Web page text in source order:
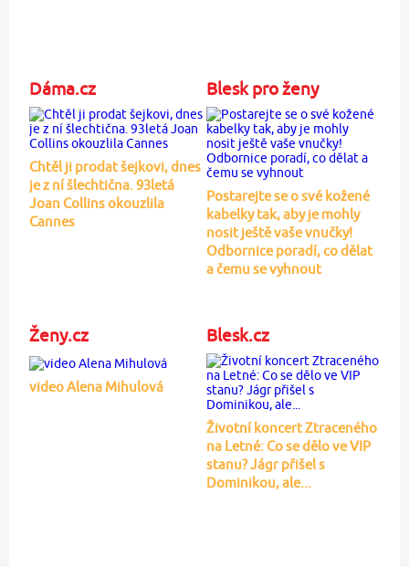
Dáma.cz
Chtěl ji prodat šejkovi, dnes
je z ní šlechtična. 93letá
Joan Collins okouzlila
Cannes
Blesk pro ženy
Postarejte se o své kožené
kabelky tak, aby je mohly
nosit ještě vaše vnučky!
Odbornice poradí, co dělat
a čemu se vyhnout
Ženy.cz
video Alena Mihulová
Blesk.cz
Životní koncert Ztraceného
na Letné: Co se dělo ve VIP
stanu? Jágr přišel s
Dominikou, ale...